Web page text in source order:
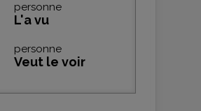
personne
L'a vu
personne
Veut le voir